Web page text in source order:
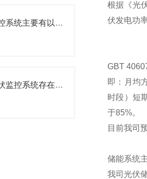
分布式光伏监控系统主要有以下这些功能
浅析分布式光伏监控系统存在的必要性
根据《光
伏发电功
GBT
即：月均
时段）短
于85%。
目前我司
储能系统
我司光伏